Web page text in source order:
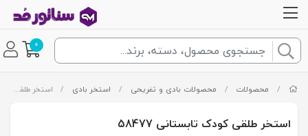
0
/ محصولات / محصولات بادی و تفریحی / استخر بادی / استخر طلقی کودک تابستانی 58477
استخر طلقی کودک تابستانی 58477